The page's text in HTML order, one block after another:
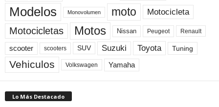
Modelos Monovolumen moto Motocicleta
Motocicletas Motos Nissan Peugeot Renault
scooter scooters SUV Suzuki Toyota Tuning
Vehiculos Volkswagen Yamaha
Lo Más Destacado